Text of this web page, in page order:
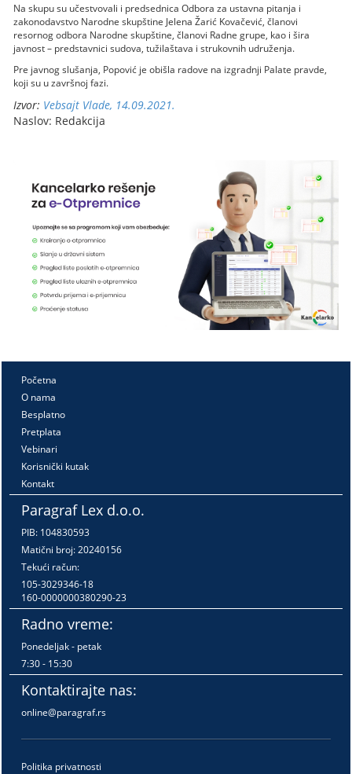
Na skupu su učestvovali i predsednica Odbora za ustavna pitanja i
zakonodavstvo Narodne skupštine Jelena Žarić Kovačević, članovi
resornog odbora Narodne skupštine, članovi Radne grupe, kao i šira
javnost – predstavnici sudova, tužilaštava i strukovnih udruženja.
Pre javnog slušanja, Popović je obišla radove na izgradnji Palate pravde,
koji su u završnoj fazi.
Izvor: Vebsajt Vlade, 14.09.2021.
Naslov: Redakcija
Početna
O nama
Besplatno
Pretplata
Vebinari
Korisnički kutak
Kontakt
Paragraf Lex d.o.o.
PIB: 104830593
Matični broj: 20240156
Tekući račun:
105-3029346-18
160-0000000380290-23
Radno vreme:
Ponedeljak - petak
7:30 - 15:30
Kontaktirajte nas:
online@paragraf.rs
Politika privatnosti